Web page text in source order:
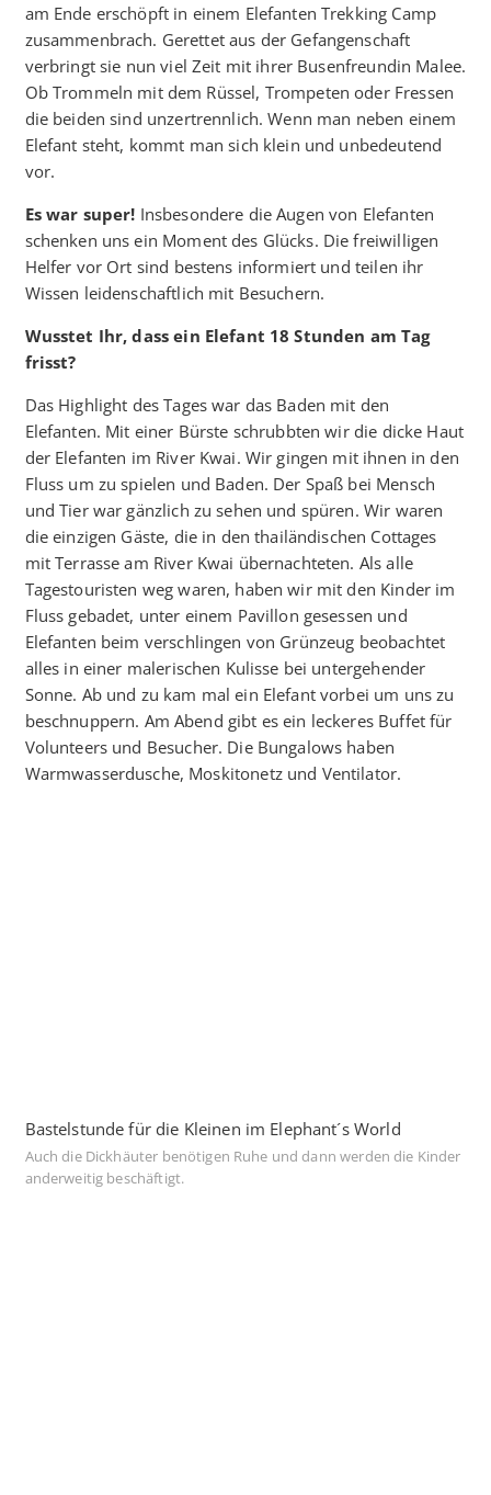
am Ende erschöpft in einem Elefanten Trekking Camp
zusammenbrach. Gerettet aus der Gefangenschaft
verbringt sie nun viel Zeit mit ihrer Busenfreundin Malee.
Ob Trommeln mit dem Rüssel, Trompeten oder Fressen
die beiden sind unzertrennlich. Wenn man neben einem
Elefant steht, kommt man sich klein und unbedeutend
vor.
Es war super! Insbesondere die Augen von Elefanten
schenken uns ein Moment des Glücks. Die freiwilligen
Helfer vor Ort sind bestens informiert und teilen ihr
Wissen leidenschaftlich mit Besuchern.
Wusstet Ihr, dass ein Elefant 18 Stunden am Tag
frisst?
Das Highlight des Tages war das Baden mit den
Elefanten. Mit einer Bürste schrubbten wir die dicke Haut
der Elefanten im River Kwai. Wir gingen mit ihnen in den
Fluss um zu spielen und Baden. Der Spaß bei Mensch
und Tier war gänzlich zu sehen und spüren. Wir waren
die einzigen Gäste, die in den thailändischen Cottages
mit Terrasse am River Kwai übernachteten. Als alle
Tagestouristen weg waren, haben wir mit den Kinder im
Fluss gebadet, unter einem Pavillon gesessen und
Elefanten beim verschlingen von Grünzeug beobachtet
alles in einer malerischen Kulisse bei untergehender
Sonne. Ab und zu kam mal ein Elefant vorbei um uns zu
beschnuppern. Am Abend gibt es ein leckeres Buffet für
Volunteers und Besucher. Die Bungalows haben
Warmwasserdusche, Moskitonetz und Ventilator.
Bastelstunde für die Kleinen im Elephant´s World
Auch die Dickhäuter benötigen Ruhe und dann werden die Kinder
anderweitig beschäftigt.